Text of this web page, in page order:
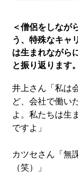
＜僧侶をしなが
う、特殊なキャ
は生まれながら
と振り返ります
井上さん「私は
ど、会社で働い
よ。私たちは生
ですよ」
カツセさん「無
（笑）」